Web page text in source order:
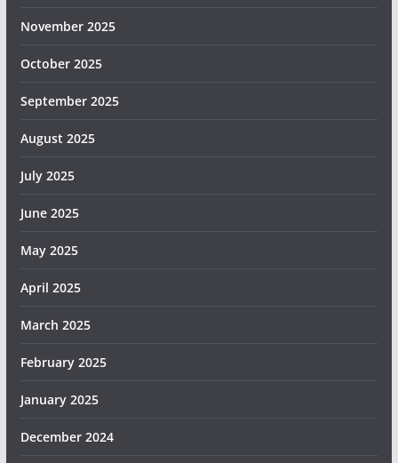
November 2025
October 2025
September 2025
August 2025
July 2025
June 2025
May 2025
April 2025
March 2025
February 2025
January 2025
December 2024